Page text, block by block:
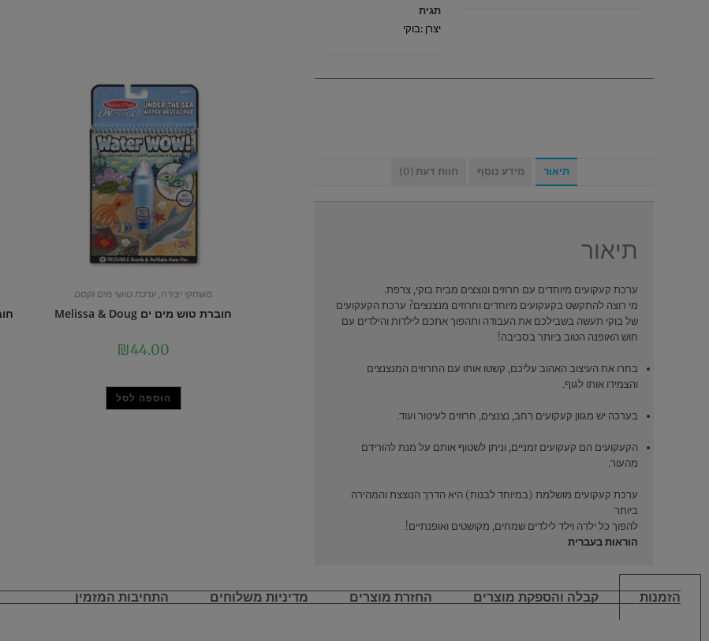
תגית
יצרן :בוקי
תיאור מידע נוסף חוות דעת (0)
תיאור
ערכת קעקועים מיוחדים עם חרוזים ונוצצים מבית בוקי, צרפת.
מי רוצה להתקשט בקעקועים מיוחדים וחרוזים מנצנצים? ערכת הקעקועים
של בוקי תעשה בשבילכם את העבודה ותהפוך אתכם לילדות והילדים עם
חוש האופנה הטוב ביותר בסביבה!
בחרו את העיצוב האהוב עליכם, קשטו אותו עם החרוזים המנצנצים
והצמידו אותו לגוף.
בערכה יש מגוון קעקועים רחב, נצנצים, חרוזים לעיטור ועוד.
הקעקועים הם קעקועים זמניים, וניתן לשטוף אותם על מנת להורידם
מהעור.
ערכת קעקועים מושלמת (במיוחד לבנות) היא הדרך הנוצצת והמהירה
ביותר
להפוך כל ילדה וילד לילדים שמחים, מקושטים ואופנתיים!
הוראות בעברית
משחקי יצירה,ערכת טושי מים וקסם
חוברת טוש מים ים Melissa & Doug
₪44.00
הוספה לסל
הזמנות קבלה והספקת מוצרים החזרת מוצרים מדיניות משלוחים התחיבות המזמין